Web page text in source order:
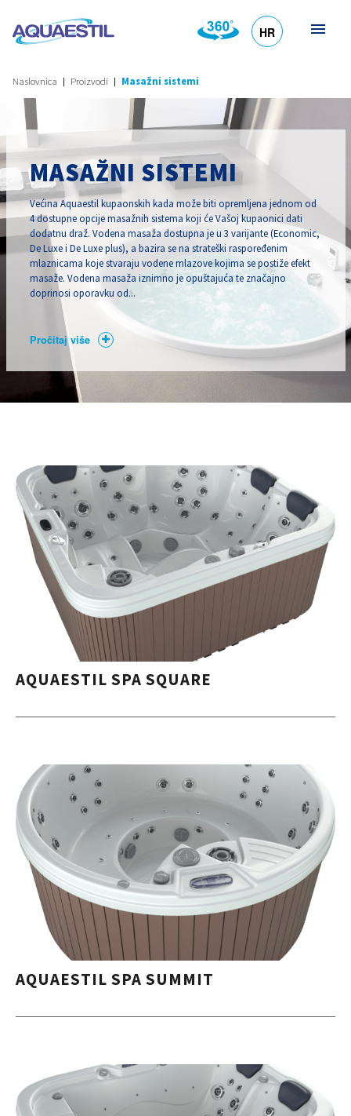
HR
Naslovnica Proizvodi Masažni sistemi
MASAŽNI SISTEMI
Većina Aquaestil kupaonskih kada može biti opremljena jednom od
4 dostupne opcije masažnih sistema koji će Vašoj kupaonici dati
dodatnu draž. Vodena masaža dostupna je u 3 varijante (Economic,
De Luxe i De Luxe plus), a bazira se na strateški raspoređenim
mlaznicama koje stvaraju vodene mlazove kojima se postiže efekt
masaže. Vodena masaža iznimno je opuštajuća te značajno
doprinosi oporavku od...
Pročitaj više
AQUAESTIL SPA SQUARE
AQUAESTIL SPA SUMMIT